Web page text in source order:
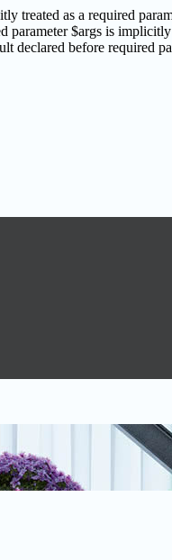
treated as a required
$args is
before required